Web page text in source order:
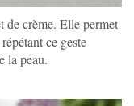
de crème. Elle permet
ce geste
la peau.